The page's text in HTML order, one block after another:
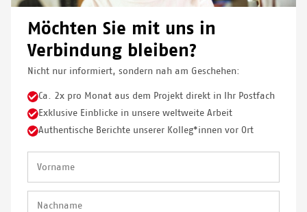
Möchten Sie mit uns in
Verbindung bleiben?
Nicht nur informiert, sondern nah am Geschehen:
Ca. 2x pro Monat aus dem Projekt direkt in Ihr Postfach
Exklusive Einblicke in unsere weltweite Arbeit
Authentische Berichte unserer Kolleg*innen vor Ort
© OLIVER BARTH/MSF